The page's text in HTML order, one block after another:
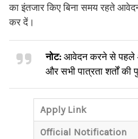
का इंतजार किए बिना समय रहते
कर दें।
नोट: आवेदन करने से पहले
और सभी पात्रता शर्तों की
Apply Link
Official Notification